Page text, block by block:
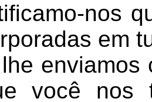
nos
em
enviamos
você nos